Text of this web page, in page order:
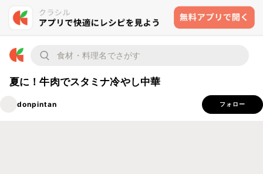
夏に！牛肉でスタミナ冷やし中華
donpintan フォロー